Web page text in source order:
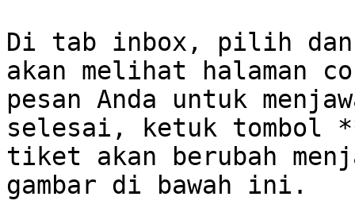
Di tab inbox, pilih dan
akan melihat halaman
pesan Anda untuk
selesai, ketuk tombol
tiket akan berubah
gambar di bawah ini.